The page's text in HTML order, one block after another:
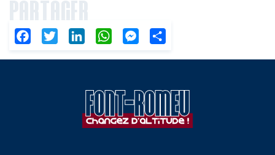
PARTAGER
FacebookTwitter LinkedIn WhatsAppMessenger